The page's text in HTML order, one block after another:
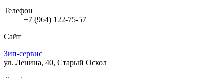
Телефон
+7 (964) 122-75-57
Сайт
Зип-сервис
ул. Ленина, 40, Старый Оскол